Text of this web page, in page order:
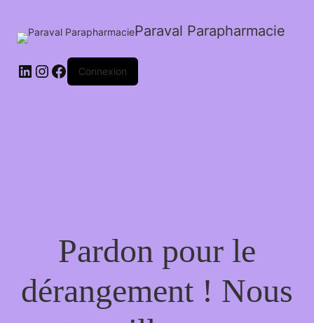
Paraval Parapharmacie
LinkedIn
Instagram
FacebookConnexion
Pardon pour le
dérangement ! Nous